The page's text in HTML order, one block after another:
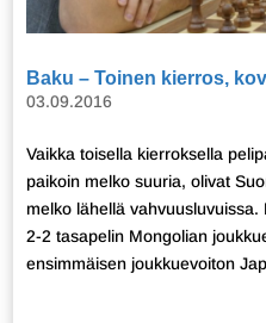
Baku – Toinen kierros,
03.09.2016
Vaikka toisella kierroksella
paikoin melko suuria, olivat
melko lähellä
2-2 tasapelin Mongolian
ensimmäisen joukkuevoiton